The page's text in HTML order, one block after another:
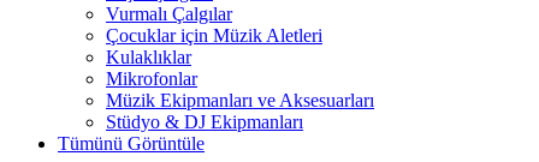
Vurmalı Çalgılar
Çocuklar için Müzik Aletleri
Kulaklıklar
Mikrofonlar
Müzik Ekipmanları ve Aksesuarları
Stüdyo & DJ Ekipmanları
Tümünü Görüntüle